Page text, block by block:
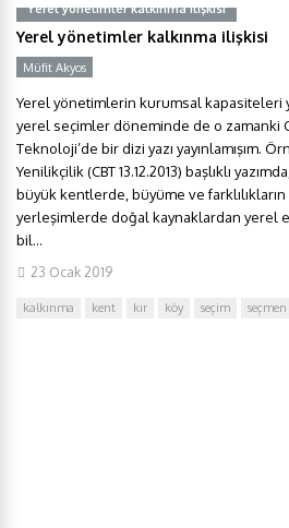
Yerel yönetimler kalkınma ilişkisi
Yerel yönetimler kalkınma ilişkisi
Müfit Akyos
Yerel yönetimlerin kurumsal kapasiteleri
yerel seçimler döneminde de o zamanki
Teknoloji’de bir dizi yazı yayınlamışım.
Yenilikçilik (CBT 13.12.2013) başlıklı
büyük kentlerde, büyüme ve
yerleşimlerde doğal kaynaklardan yerel
bil...
23 Ocak 2019
kalkınma kent kır köy seçim seçmen